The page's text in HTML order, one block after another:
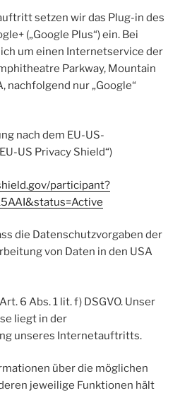
setzen wir das Plug-in des
(„Google Plus“) ein. Bei
um einen Internetservice der
Parkway, Mountain
nachfolgend nur „Google“
nach dem EU-US-
US Privacy Shield“)
participant?
die Datenschutzvorgaben der
von Daten in den USA
6 Abs. 1 lit. f) DSGVO. Unser
liegt in der
unseres Internetauftritts.
über die möglichen
jeweilige Funktionen hält